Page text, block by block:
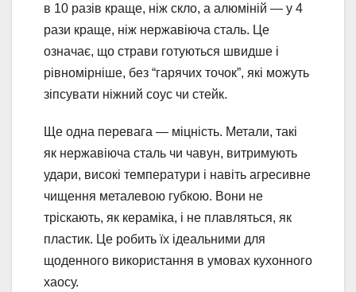
в 10 разів краще, ніж скло, а алюміній — у 4
рази краще, ніж нержавіюча сталь. Це
означає, що страви готуються швидше і
рівномірніше, без “гарячих точок”, які можуть
зіпсувати ніжний соус чи стейк.
Ще одна перевага — міцність. Метали, такі
як нержавіюча сталь чи чавун, витримують
удари, високі температури і навіть агресивне
чищення металевою губкою. Вони не
тріскають, як кераміка, і не плавляться, як
пластик. Це робить їх ідеальними для
щоденного використання в умовах кухонного
хаосу.